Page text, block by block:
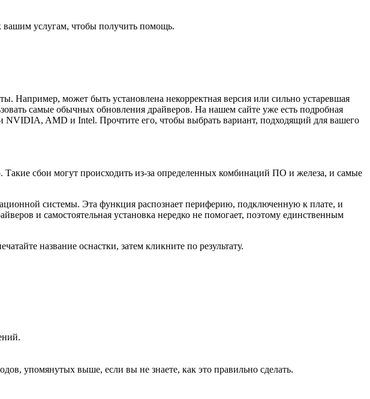
вашим услугам, чтобы получить помощь.
Например, может быть установлена некорректная версия или сильно устаревшая
самые обычных обновления драйверов. На нашем сайте уже есть подробная
NVIDIA, AMD и Intel. Прочтите его, чтобы выбрать вариант, подходящий для вашего
Такие сбои могут происходить из-за определенных комбинаций ПО и железа, и самые
системы. Эта функция распознает периферию, подключенную к плате, и
и самостоятельная установка нередко не помогает, поэтому единственным
название оснастки, затем кликните по результату.
упомянутых выше, если вы не знаете, как это правильно сделать.